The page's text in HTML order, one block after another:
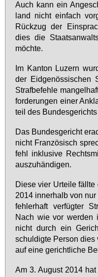
Auch kann ein
land nicht ein­fach
Rück­zug der
dies die
möch­te.
Im Kan­ton Lu­zern
der Eid­ge­nös­si­schen
Straf­be­feh­le
for­de­run­gen ei­ner
teil des
Das Bun­des­ge­richt
nicht Fran­zö­sisch
fehl in­klu­si­ve
aus­zu­hän­di­gen.
Die­se vier Ur­tei­le
2014 in­ner­halb von
feh­ler­haft ver­füg­ter
Nach wie vor wer­den
nicht durch ein
schul­dig­te Per­son dies
auf ei­ne ge­richt­li­che
Am 3. Au­gust 2014